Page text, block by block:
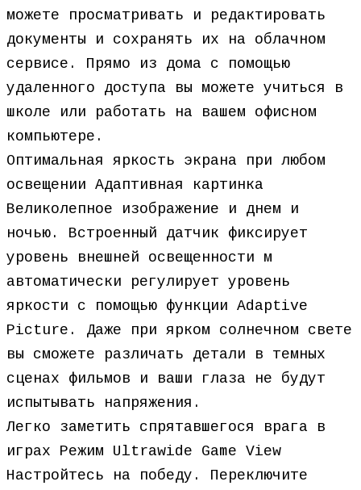
можете просматривать и редактировать
документы и сохранять их на облачном
сервисе. Прямо из дома с помощью
удаленного доступа вы можете учиться в
школе или работать на вашем офисном
компьютере.
Оптимальная яркость экрана при любом
освещении Адаптивная картинка
Великолепное изображение и днем и
ночью. Встроенный датчик фиксирует
уровень внешней освещенности м
автоматически регулирует уровень
яркости с помощью функции Adaptive
Picture. Даже при ярком солнечном свете
вы сможете различать детали в темных
сценах фильмов и ваши глаза не будут
испытывать напряжения.
Легко заметить спрятавшегося врага в
играх Режим Ultrawide Game View
Настройтесь на победу. Переключите